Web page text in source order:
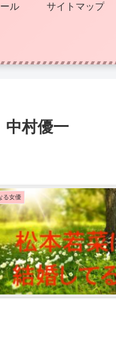
ル サイトマップ
中村優一
る女優